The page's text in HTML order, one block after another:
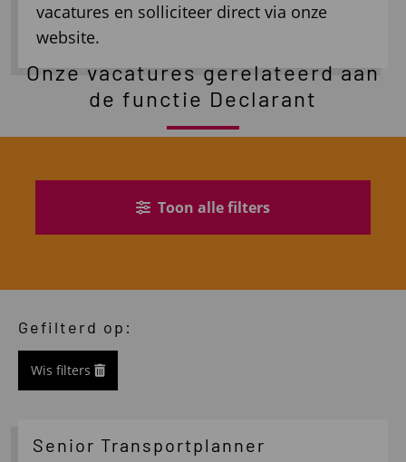
vacatures en solliciteer direct via onze
website.
Onze vacatures gerelateerd aan
de functie Declarant
Toon alle filters
Gefilterd op:
Wis filters
Senior Transportplanner